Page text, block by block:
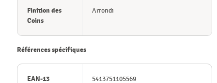
Finition des
Coins
Arrondi
Références spécifiques
EAN-13 5413751105569